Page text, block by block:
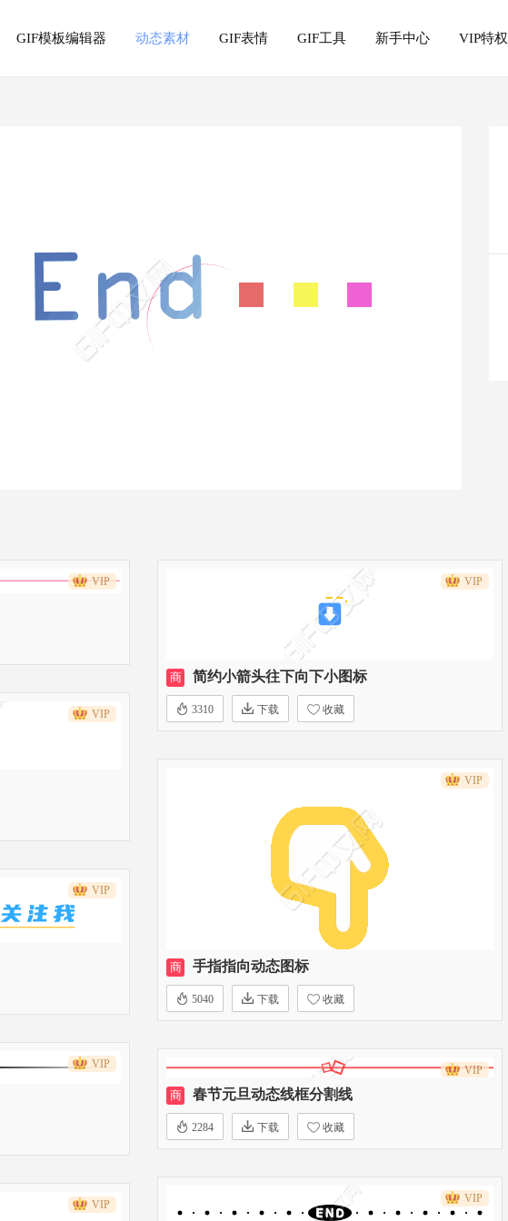
GIF模板编辑器 动态素材 GIF表情 GIF工具 新手中心 VIP特权
VIP VIP
商 简约小箭头往下向下小图标
3310 下载 收藏
VIP
VIP
商 手指指向动态图标
5040 下载 收藏
VIP
VIP
VIP
商 春节元旦动态线框分割线
2284 下载 收藏
VIP
VIP